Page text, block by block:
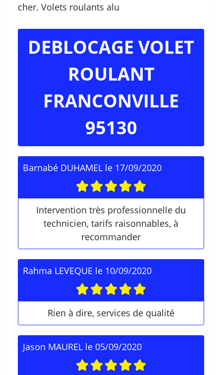
cher. Volets roulants alu
DEBLOCAGE VOLET
ROULANT
FRANCONVILLE
95130
Barnabé DUHAMEL le 17/09/2020
Intervention très professionnelle du
technicien, tarifs raisonnables, à
recommander
Rahma LEVEQUE le 10/09/2020
Rien à dire, services de qualité
Jason MAUREL le 05/09/2020